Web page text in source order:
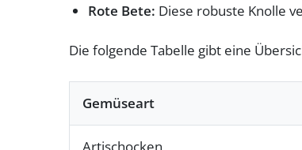
Rote Bete: Diese robuste Knolle
Die folgende Tabelle gibt eine
Gemüseart
Artischocken